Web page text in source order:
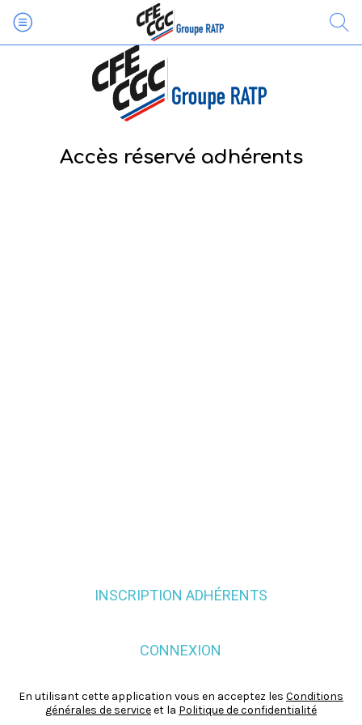
Accès réservé adhérents
INSCRIPTION ADHÉRENTS
CONNEXION
En utilisant cette application vous en acceptez les Conditions
générales de serviceet la Politique de confidentialité